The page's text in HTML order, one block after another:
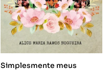
Simplesmente meus